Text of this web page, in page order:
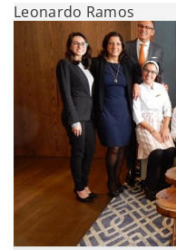
Leonardo Ramos